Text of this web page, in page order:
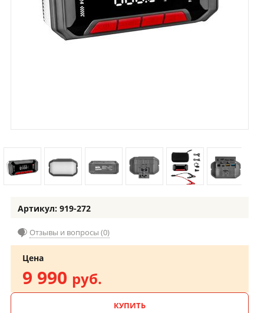
Артикул: 919-272
Отзывы и вопросы (0)
Цена
9 990 руб.
КУПИТЬ